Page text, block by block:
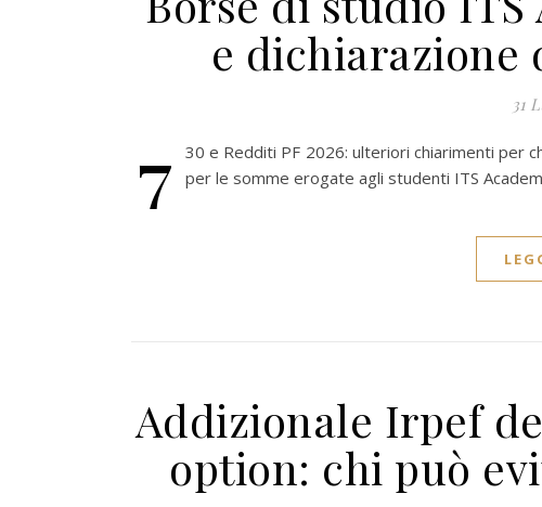
e dichiarazione
31
7
30 e Redditi PF 2026: ulteriori chiarimenti per
per le somme erogate agli studenti ITS
Addizionale Irpef
option: chi può